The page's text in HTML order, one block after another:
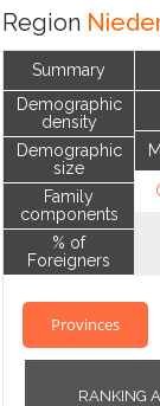
Region
Summary
Demographic
density
Demographic
size
Family
components
% of
Foreigners
Provinces
RANKING